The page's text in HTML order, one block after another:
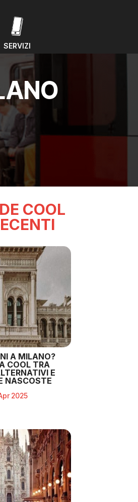
SERVIZI
COOL
A MILANO?
COOL TRA
E
NASCOSTE
2025